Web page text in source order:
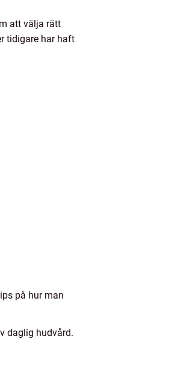
att välja rätt
tidigare har haft
på hur man
daglig hudvård.